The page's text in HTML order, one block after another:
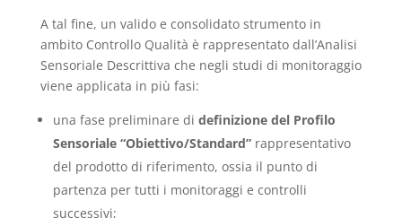
A tal fine, un valido e consolidato strumento in
ambito Controllo Qualità è rappresentato dall’Analisi
Sensoriale Descrittiva che negli studi di monitoraggio
viene applicata in più fasi:
una fase preliminare di definizione del Profilo
Sensoriale “Obiettivo/Standard”rappresentativo
del prodotto di riferimento, ossia il punto di
partenza per tutti i monitoraggi e controlli
successivi;